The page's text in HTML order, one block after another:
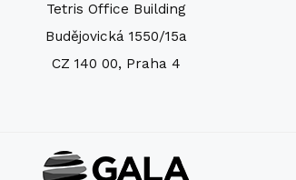
Tetris Office Building
Budějovická 1550/15a
CZ 140 00, Praha 4